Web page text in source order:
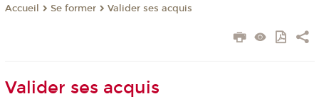
Accueil Se former Valider ses acquis
Valider ses acquis